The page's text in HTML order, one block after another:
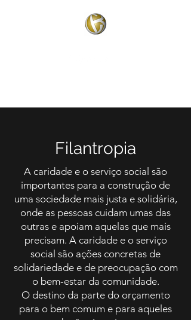
Filantropia
A caridade e o serviço social são
importantes para a construção de
uma sociedade mais justa e solidária,
onde as pessoas cuidam umas das
outras e apoiam aquelas que mais
precisam. A caridade e o serviço
social são ações concretas de
solidariedade e de preocupação com
o bem-estar da comunidade.
O destino da parte do orçamento
para o bem comum e para aqueles